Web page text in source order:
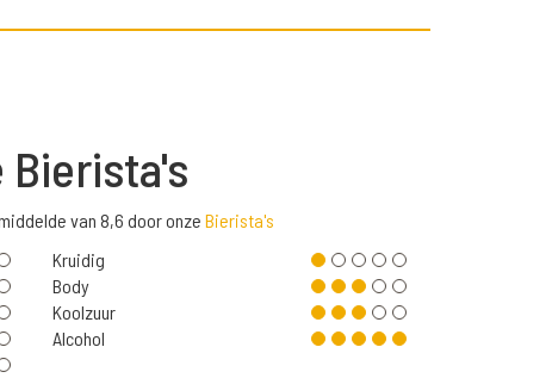
Bierista's
van 8,6 door onze Bierista's
Kruidig
Body
Koolzuur
Alcohol